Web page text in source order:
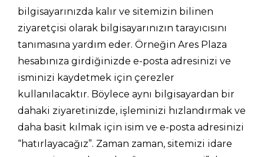
bilgisayarınızda kalır ve sitemizin bilinen
ziyaretçisi olarak bilgisayarınızın tarayıcısını
tanımasına yardım eder. Örneğin Ares Plaza
hesabınıza girdiğinizde e-posta adresinizi ve
isminizi kaydetmek için çerezler
kullanılacaktır. Böylece aynı bilgisayardan bir
dahaki ziyaretinizde, işleminizi hızlandırmak ve
daha basit kılmak için isim ve e-posta adresinizi
“hatırlayacağız”. Zaman zaman, sitemizi idare